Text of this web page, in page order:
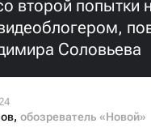
второй попытки
Соловьева
, обозреватель «Новой»